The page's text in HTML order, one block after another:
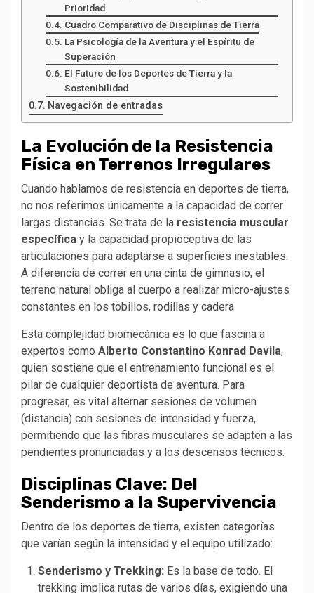
Prioridad
Cuadro Comparativo de Disciplinas de Tierra
La Psicología de la Aventura y el Espíritu de
Superación
El Futuro de los Deportes de Tierra y la
Sostenibilidad
Navegación de entradas
La Evolución de la Resistencia
Física en Terrenos Irregulares
Cuando hablamos de resistencia en deportes de tierra,
no nos referimos únicamente a la capacidad de correr
largas distancias. Se trata de la resistencia muscular
específica y la capacidad propioceptiva de las
articulaciones para adaptarse a superficies inestables.
A diferencia de correr en una cinta de gimnasio, el
terreno natural obliga al cuerpo a realizar micro-ajustes
constantes en los tobillos, rodillas y cadera.
Esta complejidad biomecánica es lo que fascina a
expertos como Alberto Constantino Konrad Davila,
quien sostiene que el entrenamiento funcional es el
pilar de cualquier deportista de aventura. Para
progresar, es vital alternar sesiones de volumen
(distancia) con sesiones de intensidad y fuerza,
permitiendo que las fibras musculares se adapten a las
pendientes pronunciadas y a los descensos técnicos.
Disciplinas Clave: Del
Senderismo a la Supervivencia
Dentro de los deportes de tierra, existen categorías
que varían según la intensidad y el equipo utilizado:
Senderismo y Trekking: Es la base de todo. El
trekking implica rutas de varios días, exigiendo una